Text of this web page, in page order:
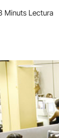
Minuts Lectura